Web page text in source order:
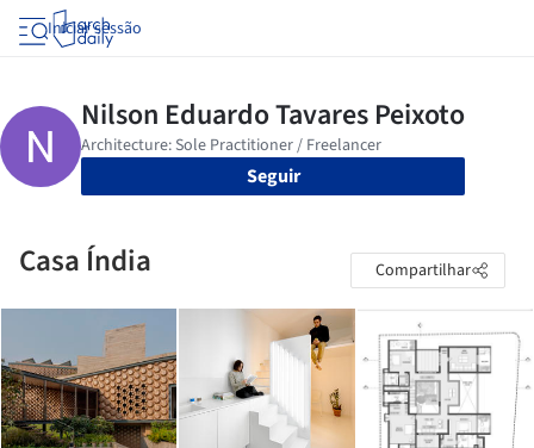
Iniciar sessão
Seguir
Casa Índia Compartilhar